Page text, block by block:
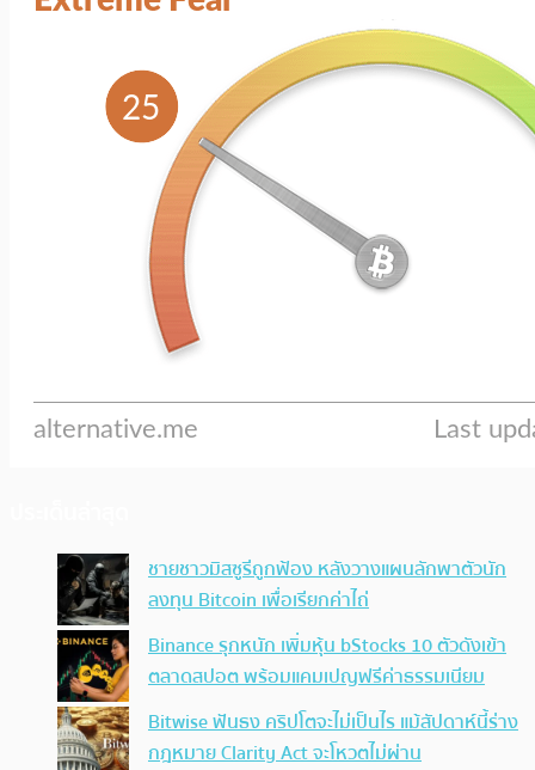
ชายชาวมิสซูรีถูกฟ้อง หลังวางแผนลักพาตัวนัก
ลงทุน Bitcoin เพื่อเรียกค่าไถ่
Binance รุกหนัก เพิ่มหุ้น bStocks 10 ตัวดังเข้า
ตลาดสปอต พร้อมแคมเปญฟรีค่าธรรมเนียม
Bitwise ฟันธง คริปโตจะไม่เป็นไร แม้สัปดาห์นี้ร่าง
กฎหมาย Clarity Act จะโหวตไม่ผ่าน